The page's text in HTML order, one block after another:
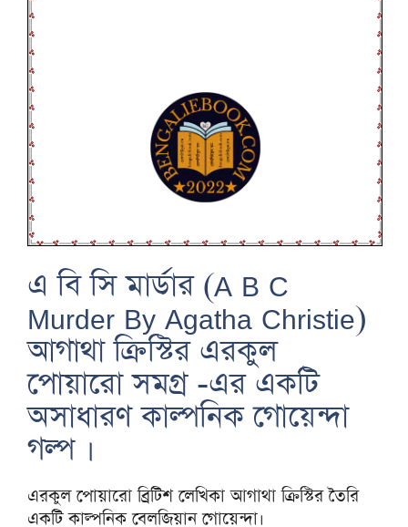
এ বি সি মার্ডার (A B C
Murder By Agatha Christie)
আগাথা ক্রিস্টির এরকুল
পোয়ারো সমগ্র -এর একটি
অসাধারণ কাল্পনিক গোয়েন্দা
গল্প ।
এরকুল পোয়ারো ব্রিটিশ লেখিকা আগাথা ক্রিস্টির তৈরি
একটি কাল্পনিক বেলজিয়ান গোয়েন্দা।